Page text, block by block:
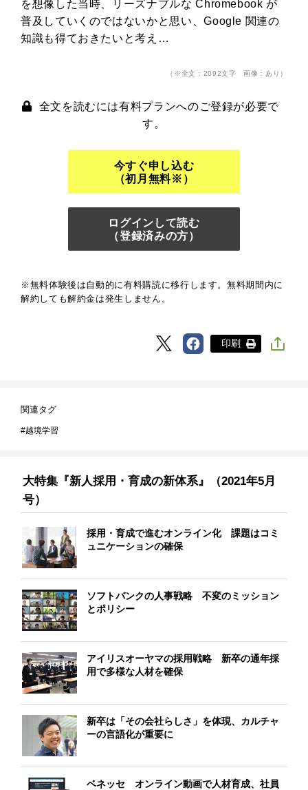
を想像した当時、リーズナブルな Chromebook が
普及していくのではないかと思い、Google 関連の
知識も得ておきたいと考え…
（※全文：2092文字 画像：あり）
全文を読むには有料プランへのご登録が必要で
す。
今すぐ申し込む
（初月無料※）
ログインして読む
（登録済みの方）
※無料体験後は自動的に有料購読に移行します。無料期間内に
解約しても解約金は発生しません。
印刷
関連タグ
越境学習
大特集『新人採用・育成の新体系』（2021年5月
号）
採用・育成で進むオンライン化 課題はコミ
ュニケーションの確保
ソフトバンクの人事戦略 不変のミッション
とポリシー
アイリスオーヤマの採用戦略 新卒の通年採
用で多様な人材を確保
新卒は「その会社らしさ」を体現、カルチャ
ーの言語化が重要に
ベネッセ オンライン動画で人材育成、社員